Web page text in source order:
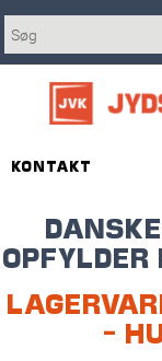
KONTAKT
-